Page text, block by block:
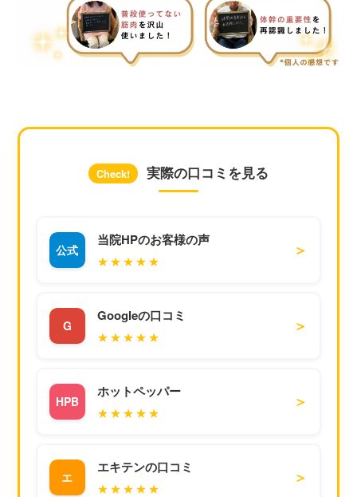
Check! 実際の口コミを見る
公式
当院HPのお客様の声
★★★★★
＞
G
Googleの口コミ
★★★★★
＞
HPB
ホットペッパー
★★★★★
＞
エ
エキテンの口コミ
★★★★★
＞